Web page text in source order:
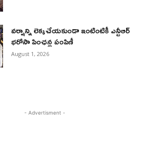
వర్షాన్ని లెక్కచేయకుండా ఇంటింటికీ ఎన్టీఆర్
భరోసా పింఛన్ల పంపిణీ
August 1, 2026
- Advertisment -